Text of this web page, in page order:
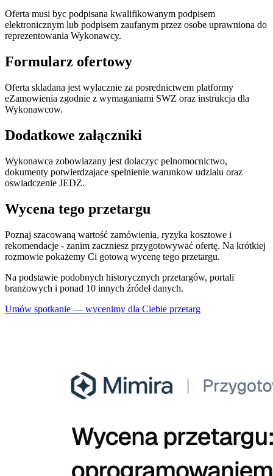
Oferta musi byc podpisana kwalifikowanym podpisem
elektronicznym lub podpisem zaufanym przez osobe uprawniona do
reprezentowania Wykonawcy.
Formularz ofertowy
Oferta skladana jest wylacznie za posrednictwem platformy
eZamowienia zgodnie z wymaganiami SWZ oraz instrukcja dla
Wykonawcow.
Dodatkowe załączniki
Wykonawca zobowiazany jest dolaczyc pelnomocnictwo,
dokumenty potwierdzajace spelnienie warunkow udzialu oraz
oswiadczenie JEDZ.
Wycena tego przetargu
Poznaj szacowaną wartość zamówienia, ryzyka kosztowe i
rekomendacje - zanim zaczniesz przygotowywać ofertę. Na krótkiej
rozmowie pokażemy Ci gotową wycenę tego przetargu.
Na podstawie podobnych historycznych przetargów, portali
branżowych i ponad 10 innych źródeł danych.
Umów spotkanie — wycenimy dla Ciebie przetarg